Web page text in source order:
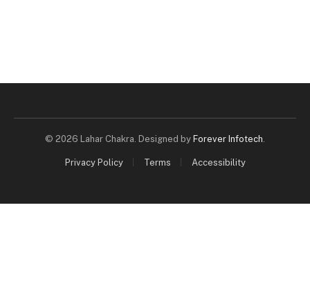
© 2026 Lahar Chakra. Designed by Forever Infotech
Privacy Policy Terms Accessibility